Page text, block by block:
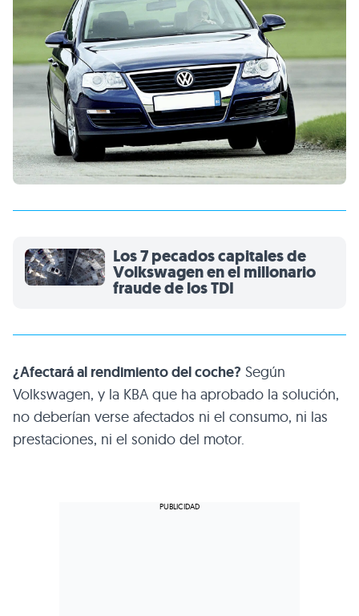
Los 7 pecados capitales de
Volkswagen en el millonario
fraude de los TDI
¿Afectará al rendimiento del coche? Según
Volkswagen, y la KBA que ha aprobado la solución,
no deberían verse afectados ni el consumo, ni las
prestaciones, ni el sonido del motor.